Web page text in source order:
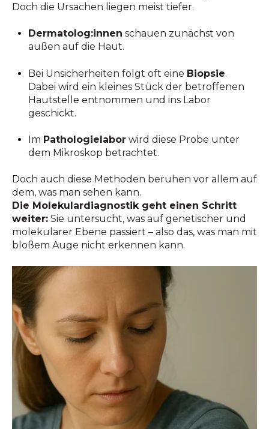
Doch die Ursachen liegen meist tiefer.
Dermatolog:innen schauen zunächst von
außen auf die Haut.
Bei Unsicherheiten folgt oft eine Biopsie.
Dabei wird ein kleines Stück der betroffenen
Hautstelle entnommen und ins Labor
geschickt.
Im Pathologielabor wird diese Probe unter
dem Mikroskop betrachtet.
Doch auch diese Methoden beruhen vor allem auf
dem, was man sehen kann.
Die Molekulardiagnostik geht einen Schritt
weiter: Sie untersucht, was auf genetischer und
molekularer Ebene passiert – also das, was man mit
bloßem Auge nicht erkennen kann.